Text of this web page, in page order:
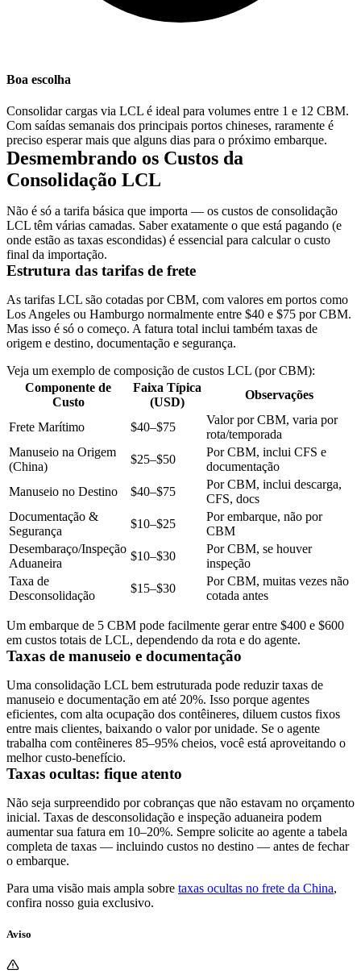
Boa escolha
Consolidar cargas via LCL é ideal para volumes entre 1 e 12 CBM.
Com saídas semanais dos principais portos chineses, raramente é
preciso esperar mais que alguns dias para o próximo embarque.
Desmembrando os Custos da
Consolidação LCL
Não é só a tarifa básica que importa — os custos de consolidação
LCL têm várias camadas. Saber exatamente o que está pagando (e
onde estão as taxas escondidas) é essencial para calcular o custo
final da importação.
Estrutura das tarifas de frete
As tarifas LCL são cotadas por CBM, com valores em portos como
Los Angeles ou Hamburgo normalmente entre $40 e $75 por CBM.
Mas isso é só o começo. A fatura total inclui também taxas de
origem e destino, documentação e segurança.
Veja um exemplo de composição de custos LCL (por CBM):
Componente de
Custo
Faixa Típica
(USD)
Observações
Frete Marítimo $40–$75
Valor por CBM, varia por
rota/temporada
Manuseio na Origem
(China)
$25–$50
Por CBM, inclui CFS e
documentação
Manuseio no Destino
$40–$75
Por CBM, inclui descarga,
CFS, docs
Documentação &
Segurança
$10–$25
Por embarque, não por
CBM
Desembaraço/Inspeção
Aduaneira
$10–$30
Por CBM, se houver
inspeção
Taxa de
Desconsolidação
$15–$30
Por CBM, muitas vezes não
cotada antes
Um embarque de 5 CBM pode facilmente gerar entre $400 e $600
em custos totais de LCL, dependendo da rota e do agente.
Taxas de manuseio e documentação
Uma consolidação LCL bem estruturada pode reduzir taxas de
manuseio e documentação em até 20%. Isso porque agentes
eficientes, com alta ocupação dos contêineres, diluem custos fixos
entre mais clientes, baixando o valor por unidade. Se o agente
trabalha com contêineres 85–95% cheios, você está aproveitando o
melhor custo-benefício.
Taxas ocultas: fique atento
Não seja surpreendido por cobranças que não estavam no orçamento
inicial. Taxas de desconsolidação e inspeção aduaneira podem
aumentar sua fatura em 10–20%. Sempre solicite ao agente a tabela
completa de taxas — incluindo custos no destino — antes de fechar
o embarque.
Para uma visão mais ampla sobre taxas ocultas no frete da China,
confira nosso guia exclusivo.
Aviso